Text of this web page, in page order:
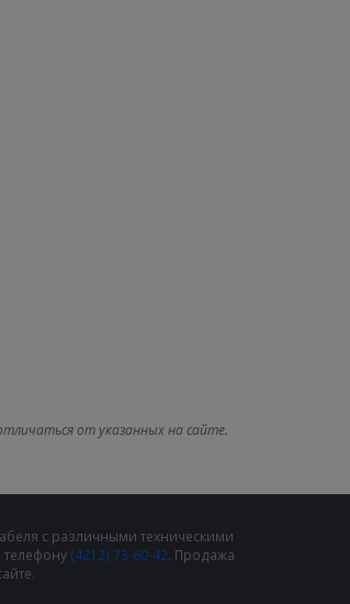
от указанных на сайте.
с различными техническими
телефону (4212) 73-60-42. Продажа